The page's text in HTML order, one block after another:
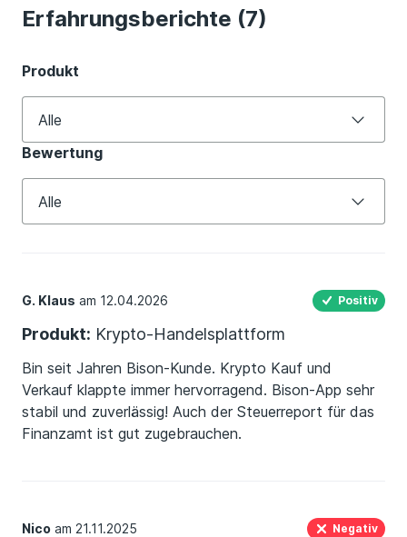
Erfahrungsberichte (7)
Produkt
Alle
Alle
Krypto-Handelsplattform
Bewertung
Alle
G. Klaus am 12.04.2026 Positiv
Produkt: Krypto-Handelsplattform
Bin seit Jahren Bison-Kunde. Krypto Kauf und
Verkauf klappte immer hervorragend. Bison-App sehr
stabil und zuverlässig! Auch der Steuerreport für das
Finanzamt ist gut zugebrauchen.
Nico am 21.11.2025 Negativ